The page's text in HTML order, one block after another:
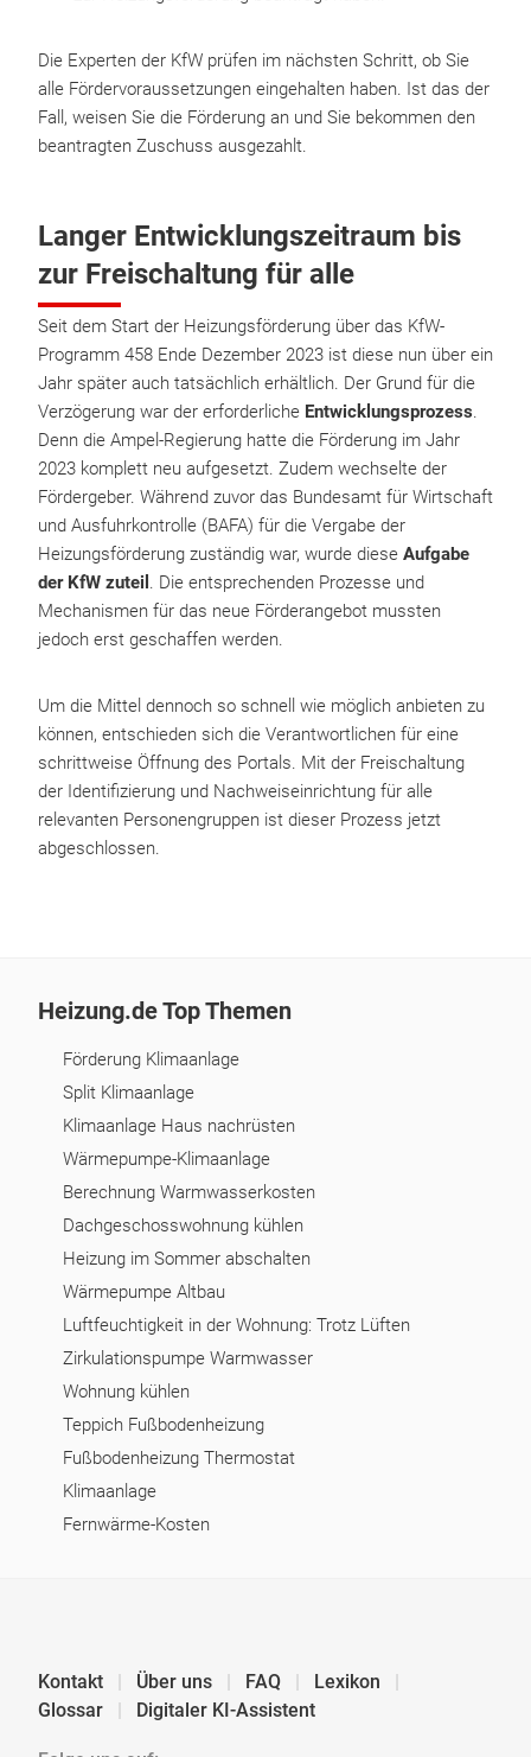
Die Experten der KfW prüfen im nächsten Schritt, ob Sie
alle Fördervoraussetzungen eingehalten haben. Ist das der
Fall, weisen Sie die Förderung an und Sie bekommen den
beantragten Zuschuss ausgezahlt.
Langer Entwicklungszeitraum bis
zur Freischaltung für alle
Seit dem Start der Heizungsförderung über das KfW-
Programm 458 Ende Dezember 2023 ist diese nun über ein
Jahr später auch tatsächlich erhältlich. Der Grund für die
Verzögerung war der erforderliche Entwicklungsprozess.
Denn die Ampel-Regierung hatte die Förderung im Jahr
2023 komplett neu aufgesetzt. Zudem wechselte der
Fördergeber. Während zuvor das Bundesamt für Wirtschaft
und Ausfuhrkontrolle (BAFA) für die Vergabe der
Heizungsförderung zuständig war, wurde diese Aufgabe
der KfW zuteil . Die entsprechenden Prozesse und
Mechanismen für das neue Förderangebot mussten
jedoch erst geschaffen werden.
Um die Mittel dennoch so schnell wie möglich anbieten zu
können, entschieden sich die Verantwortlichen für eine
schrittweise Öffnung des Portals. Mit der Freischaltung
der Identifizierung und Nachweiseinrichtung für alle
relevanten Personengruppen ist dieser Prozess jetzt
abgeschlossen.
Heizung.de Top Themen
Förderung Klimaanlage
Split Klimaanlage
Klimaanlage Haus nachrüsten
Wärmepumpe-Klimaanlage
Berechnung Warmwasserkosten
Dachgeschosswohnung kühlen
Heizung im Sommer abschalten
Wärmepumpe Altbau
Luftfeuchtigkeit in der Wohnung: Trotz Lüften
Zirkulationspumpe Warmwasser
Wohnung kühlen
Teppich Fußbodenheizung
Fußbodenheizung Thermostat
Klimaanlage
Fernwärme-Kosten
Kontakt Über uns FAQ
Lexikon
Glossar
Digitaler KI-Assistent